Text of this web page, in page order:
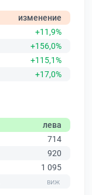
изменение
+11,9%
+156,0%
+115,1%
+17,0%
лева
714
920
1 095